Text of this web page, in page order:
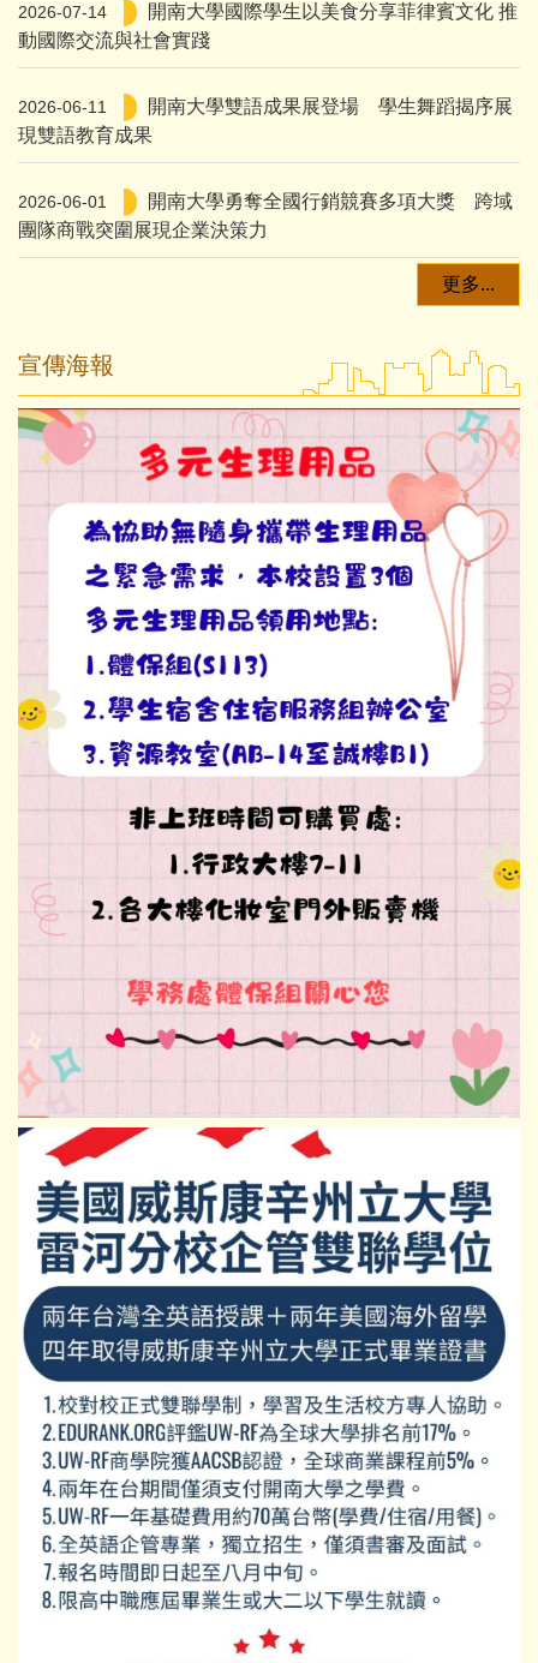
2026-07-14
開南大學國際學生以美食分享菲律賓文化 推
動國際交流與社會實踐
2026-06-11
開南大學雙語成果展登場 學生舞蹈揭序展
現雙語教育成果
2026-06-01
開南大學勇奪全國行銷競賽多項大獎 跨域
團隊商戰突圍展現企業決策力
更多...
宣傳海報